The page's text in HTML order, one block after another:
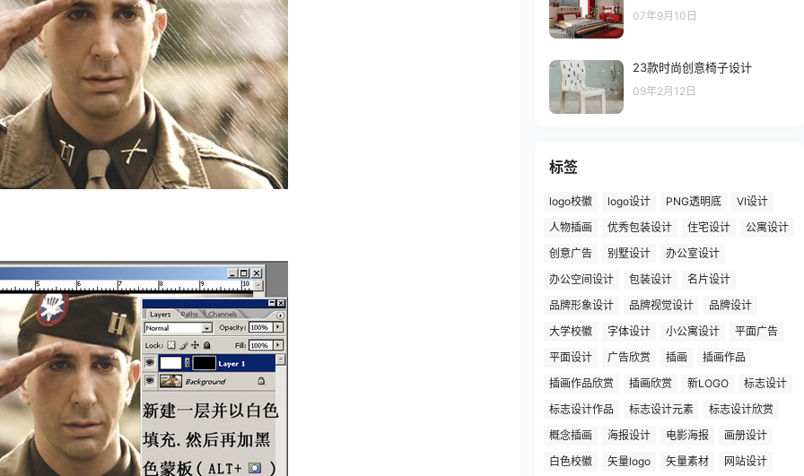
07年9月10日
23款时尚创意椅子设计
09年2月12日
标签
logo校徽 logo设计 PNG透明底
VI设计
人物插画
优秀包装设计 住宅设计
公寓设计
创意广告
别墅设计
办公室设计
办公空间设计
包装设计
名片设计
品牌形象设计
品牌视觉设计
品牌设计
大学校徽
字体设计 小公寓设计
平面广告
平面设计
广告欣赏 插画
插画作品
插画作品欣赏
插画欣赏 新LOGO
标志设计
标志设计作品
标志设计元素
标志设计欣赏
概念插画
海报设计 电影海报
画册设计
白色校徽
矢量logo 矢量素材
网站设计